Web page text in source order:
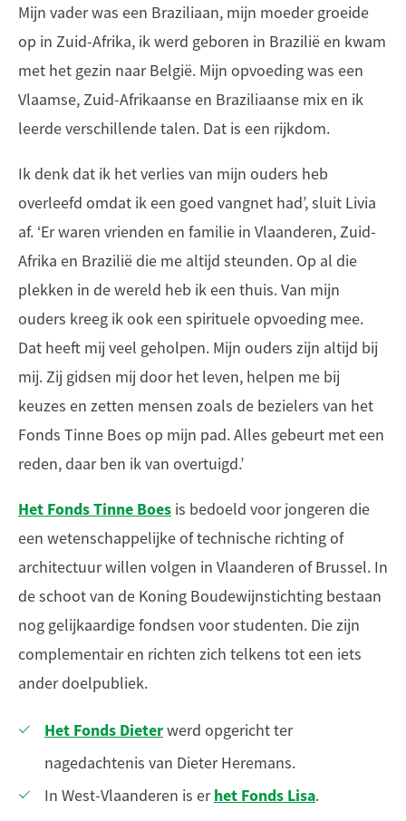
Mijn vader was een Braziliaan, mijn moeder groeide
op in Zuid-Afrika, ik werd geboren in Brazilië en kwam
met het gezin naar België. Mijn opvoeding was een
Vlaamse, Zuid-Afrikaanse en Braziliaanse mix en ik
leerde verschillende talen. Dat is een rijkdom.
Ik denk dat ik het verlies van mijn ouders heb
overleefd omdat ik een goed vangnet had’, sluit Livia
af. ‘Er waren vrienden en familie in Vlaanderen, Zuid-
Afrika en Brazilië die me altijd steunden. Op al die
plekken in de wereld heb ik een thuis. Van mijn
ouders kreeg ik ook een spirituele opvoeding mee.
Dat heeft mij veel geholpen. Mijn ouders zijn altijd bij
mij. Zij gidsen mij door het leven, helpen me bij
keuzes en zetten mensen zoals de bezielers van het
Fonds Tinne Boes op mijn pad. Alles gebeurt met een
reden, daar ben ik van overtuigd.’
Het Fonds Tinne Boes is bedoeld voor jongeren die
een wetenschappelijke of technische richting of
architectuur willen volgen in Vlaanderen of Brussel. In
de schoot van de Koning Boudewijnstichting bestaan
nog gelijkaardige fondsen voor studenten. Die zijn
complementair en richten zich telkens tot een iets
ander doelpubliek.
Het Fonds Dieterwerd opgericht ter
nagedachtenis van Dieter Heremans.
In West-Vlaanderen is erhet Fonds Lisa.